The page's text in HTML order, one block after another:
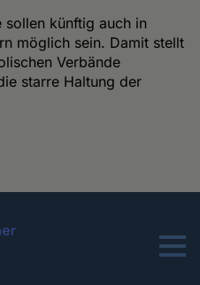
sollen künftig auch in
möglich sein. Damit stellt
Verbände
starre Haltung der
Menu